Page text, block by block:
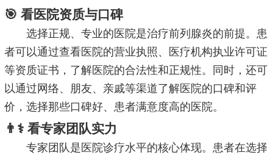
🎯 看医院资质与口碑
选择正规、专业的医院是治疗前列腺炎的前提。患
者可以通过查看医院的营业执照、医疗机构执业许可证
等资质证书，了解医院的合法性和正规性。同时，还可
以通过网络、朋友、亲戚等渠道了解医院的口碑和评
价，选择那些口碑好、患者满意度高的医院。
👨⚕️ 看专家团队实力
专家团队是医院诊疗水平的核心体现。患者在选择